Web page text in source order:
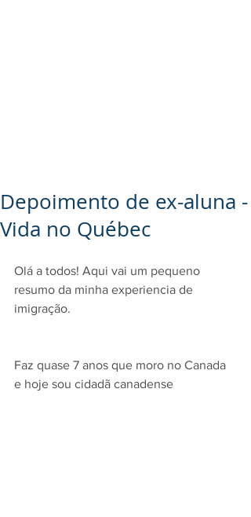
Depoimento de ex-aluna -
Vida no Québec
Olá a todos! Aqui vai um pequeno
resumo da minha experiencia de
imigração.
Faz quase 7 anos que moro no Canada
e hoje sou cidadã canadense